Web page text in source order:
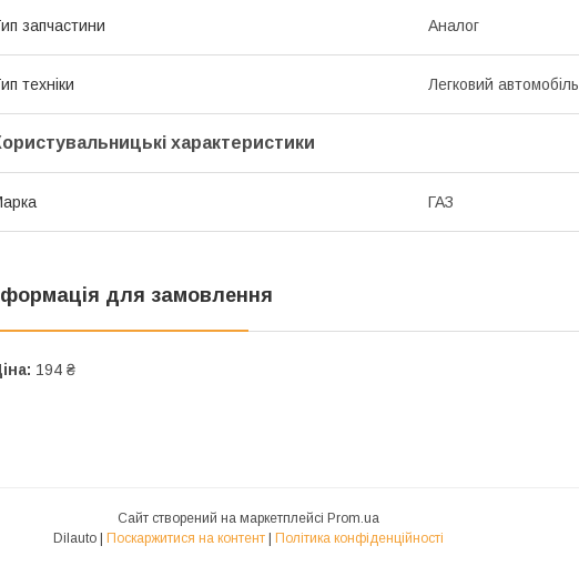
запчастини Аналог
техніки Легковий автомобіль
характеристики
ГАЗ
для замовлення
194 ₴
Сайт створений на маркетплейсі Prom.ua
Поскаржитися на контент Політика конфіденційності